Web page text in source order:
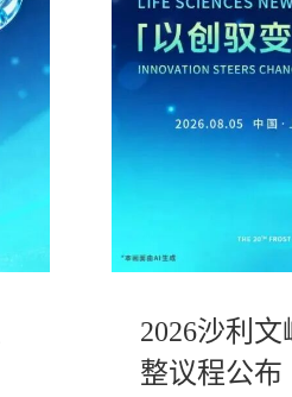
2026沙利
整议程公布